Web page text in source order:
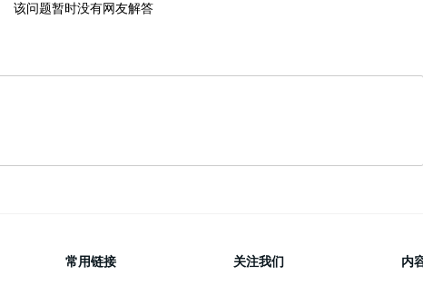
该问题暂时没有网友解答
常用链接 关注我们 内